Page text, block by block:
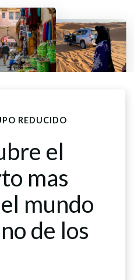
REDUCIDO
el
mas
mundo
de los